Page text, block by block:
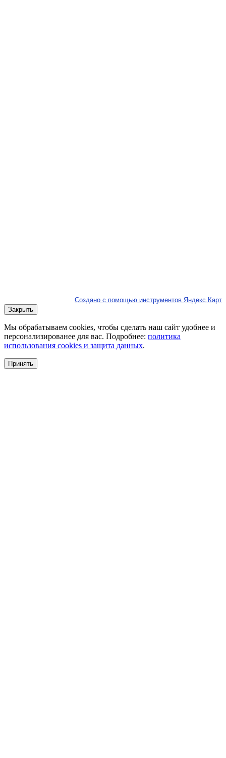
Создано с помощью инструментов Яндекс.Карт
Закрыть
Мы обрабатываем cookies, чтобы сделать наш сайт удобнее и
персонализированее для вас. Подробнее: политика
использования cookies и защита данных.
Принять